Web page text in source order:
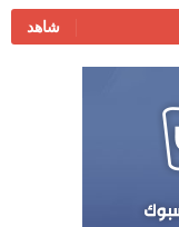
شاهد